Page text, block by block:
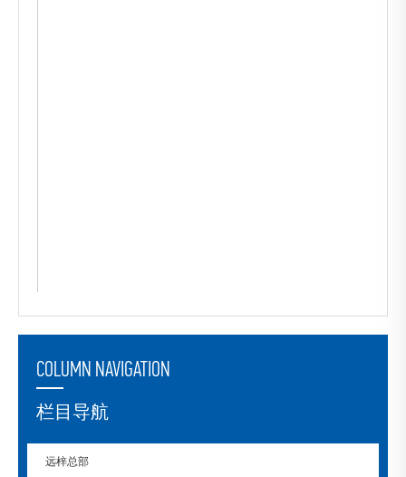
COLUMN NAVIGATION
栏目导航
远梓总部